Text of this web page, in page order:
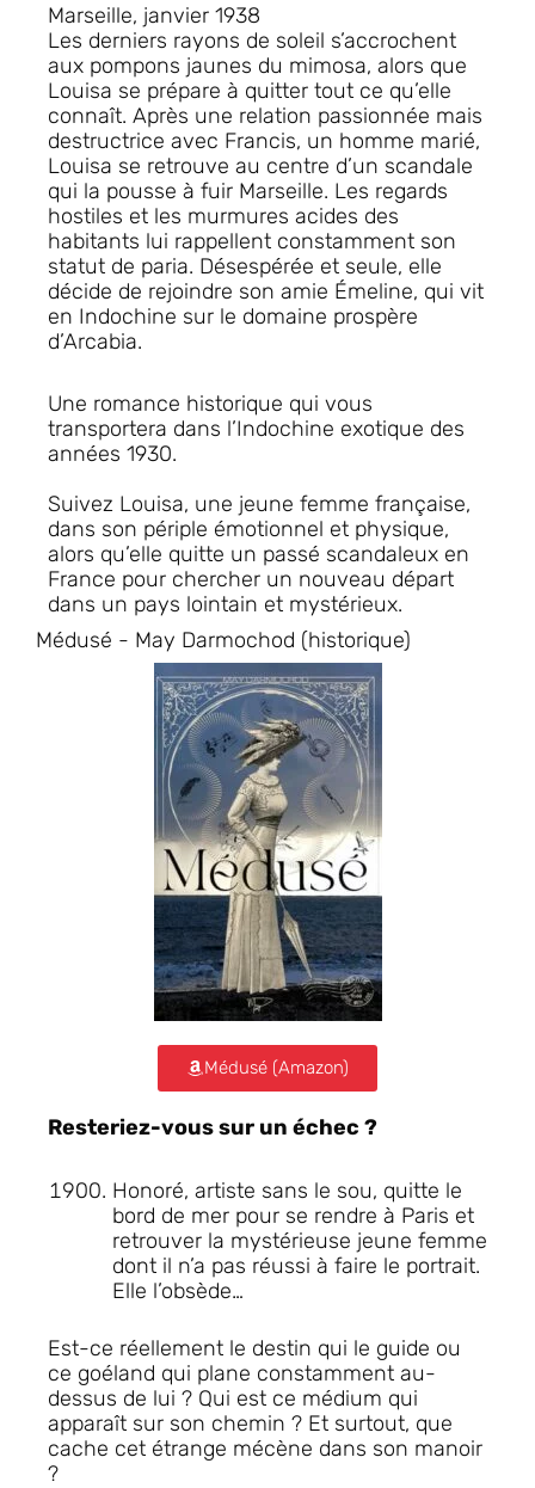
Marseille, janvier 1938
Les derniers rayons de soleil s’accrochent
aux pompons jaunes du mimosa, alors que
Louisa se prépare à quitter tout ce qu’elle
connaît. Après une relation passionnée mais
destructrice avec Francis, un homme marié,
Louisa se retrouve au centre d’un scandale
qui la pousse à fuir Marseille. Les regards
hostiles et les murmures acides des
habitants lui rappellent constamment son
statut de paria. Désespérée et seule, elle
décide de rejoindre son amie Émeline, qui vit
en Indochine sur le domaine prospère
d’Arcabia.
Une romance historique qui vous
transportera dans l’Indochine exotique des
années 1930.
Suivez Louisa, une jeune femme française,
dans son périple émotionnel et physique,
alors qu’elle quitte un passé scandaleux en
France pour chercher un nouveau départ
dans un pays lointain et mystérieux.
Médusé - May Darmochod (historique)
Médusé (Amazon)
Resteriez-vous sur un échec ?
Honoré, artiste sans le sou, quitte le
bord de mer pour se rendre à Paris et
retrouver la mystérieuse jeune femme
dont il n’a pas réussi à faire le portrait.
Elle l’obsède…
Est-ce réellement le destin qui le guide ou
ce goéland qui plane constamment au-
dessus de lui ? Qui est ce médium qui
apparaît sur son chemin ? Et surtout, que
cache cet étrange mécène dans son manoir
?